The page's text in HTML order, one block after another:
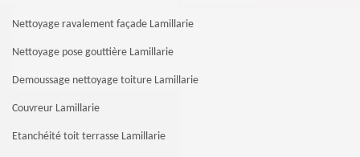
Nettoyage ravalement façade Lamillarie
Nettoyage pose gouttière Lamillarie
Demoussage nettoyage toiture Lamillarie
Couvreur Lamillarie
Etanchéité toit terrasse Lamillarie